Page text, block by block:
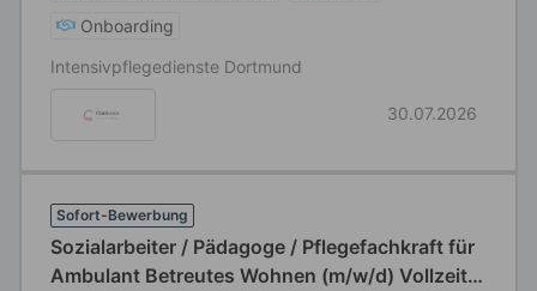
Onboarding
Intensivpflegedienste Dortmund
30.07.2026
Sofort-Bewerbung
Sozialarbeiter / Pädagoge / Pflegefachkraft für
Ambulant Betreutes Wohnen (m/w/d) Vollzeit /